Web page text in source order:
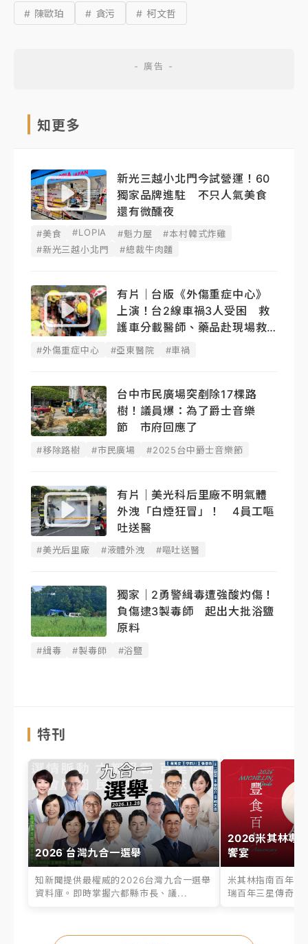
# 陳歐珀 # 貪污 # 柯文哲
知更多
新光三越小北門今試營運！60
獨家品牌進駐 不只人氣美食
還有微醺夜
#美食 #LOPIA #魁力屋
#本村韓式炸雞
#新光三越小北門
#總裁牛肉麵
有片｜台版《外傷重症中心》
上演！台2線車禍3人受困 救
護車分載醫師、藥品赴現場救
命
#外傷重症中心 #亞東醫院 #車禍
台中市民廣場突剷除17棵路
樹！議員爆：為了爵士音樂
節 市府回應了
#移除路樹 #市民廣場 #2025台中爵士音樂節
有片｜美光科后里廠不明氣體
外洩「白煙狂冒」！ 4員工嘔
吐送醫
#美光后里廠 #液體外洩 #嘔吐送醫
獨家｜2勇警緝毒遭強酸灼傷！
負傷逮3製毒師 起出大批浴鹽
原料
#緝毒 #製毒師 #浴鹽
特刊
2026 台灣九合一選舉
知新聞提供最權威的2026台灣九合一選舉
資料庫。即時掌握六都縣市長、議...
2026米其林專
饗宴
米其林指南百年之
瑞百年三星傳奇、